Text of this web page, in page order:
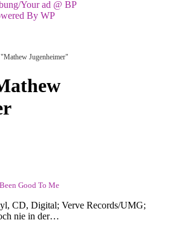
Your ad @ BP
By WP
Jugenheimer"
Good To Me
CD, Digital; Verve Records/UMG;
nie in der…